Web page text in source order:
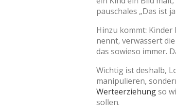
pauschales „Das ist
Hinzu kommt:
nennt, verwässert
das sowieso immer.
Wichtig ist deshalb,
manipulieren,
Werteerziehungso
sollen.